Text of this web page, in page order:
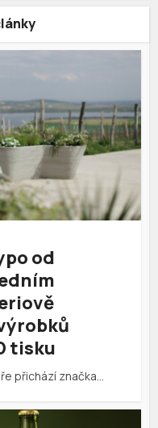
od
tisku
přichází značka…